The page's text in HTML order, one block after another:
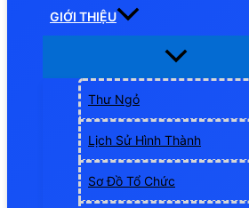
GIỚI THIỆU
Thư Ngỏ
Lịch Sử Hình Thành
Sơ Đồ Tổ Chức